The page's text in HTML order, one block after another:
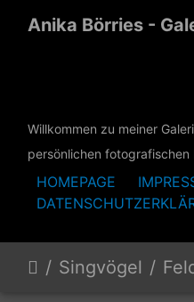
Anika Börries -
Willkommen zu meiner
persönlichen
HOMEPAGE
Singvögel